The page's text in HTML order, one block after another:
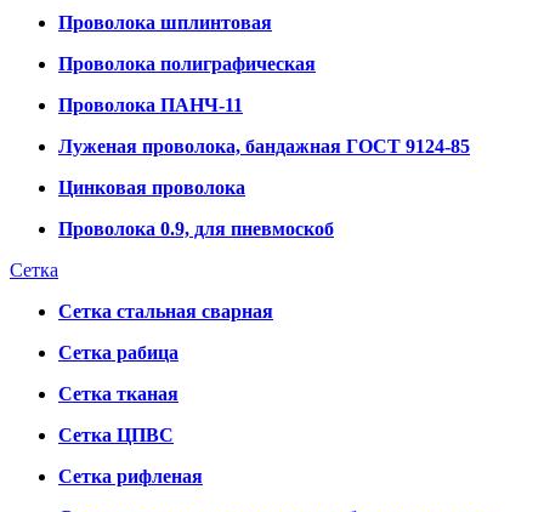
Проволока шплинтовая
Проволока полиграфическая
Проволока ПАНЧ-11
Луженая проволока, бандажная ГОСТ 9124-85
Цинковая проволока
Проволока 0.9, для пневмоскоб
Сетка
Сетка стальная сварная
Сетка рабица
Сетка тканая
Сетка ЦПВС
Сетка рифленая